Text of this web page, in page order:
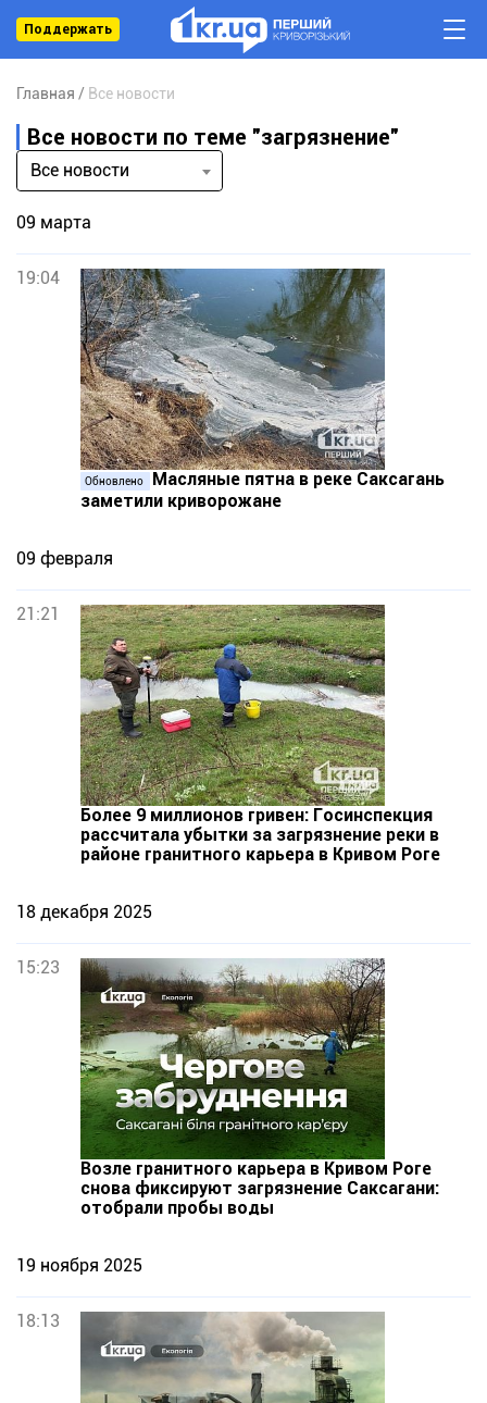
Поддержать
Главная Все новости
Все новости по теме "загрязнение"
Все новости
09 марта
19:04
Обновлено
Масляные пятна в реке Саксагань
заметили криворожане
09 февраля
21:21
Более 9 миллионов гривен: Госинспекция
рассчитала убытки за загрязнение реки в
районе гранитного карьера в Кривом Роге
18 декабря 2025
15:23
Возле гранитного карьера в Кривом Роге
снова фиксируют загрязнение Саксагани:
отобрали пробы воды
19 ноября 2025
18:13